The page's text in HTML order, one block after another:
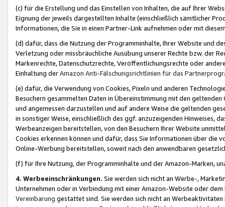
(c) für die Erstellung und das Einstellen von Inhalten, die auf Ihrer
Eignung der jeweils dargestellten Inhalte (einschließlich sämtlicher
Informationen, die Sie in einen Partner-Link aufnehmen oder mit
(d) dafür, dass die Nutzung der Programminhalte, Ihrer Website und
Verletzung oder missbräuchliche Ausübung unserer Rechte bzw. der
Markenrechte, Datenschutzrechte, Veröffentlichungsrechte oder
Einhaltung derAmazon Anti-Fälschungsrichtlinien für das
(e) dafür, die Verwendung von Cookies, Pixeln und anderen
Besuchern gesammelten Daten in Übereinstimmung mit den
und angemessen darzustellen und auf andere Weise die geltenden
in sonstiger Weise, einschließlich des ggf. anzuzeigenden Hinweises,
Werbeanzeigen bereitstellen, von den Besuchern Ihrer Website
Cookies erkennen können und dafür, dass Sie Informationen über die
Online-Werbung bereitstellen, soweit nach den anwendbaren
(f) für Ihre Nutzung, der Programminhalte und der Amazon-Marken,
4. Werbeeinschränkungen. Sie werden sich nicht an Werbe-,
Unternehmen oder in Verbindung mit einer Amazon-Website oder
Vereinbarung gestattet sind. Sie werden sich nicht an